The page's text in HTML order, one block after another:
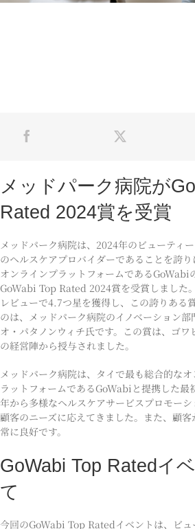
メッドパーク病院が
Rated 2024賞を受賞
メッドパーク病院は、2024年のビューティ
のヘルスケアプロバイダーであることを誇り
オンラインプラットフォームであるGoWabi
GoWabi Top Rated 2024賞を受賞しました
レビューで4.7つ星を獲得し、この誇りある
のは、メッドパーク病院のイノベーション
オ・パタノンウィチ氏です。この賞は、ゴ
の経営陣から授与されました。
メッドパーク病院は、タイで最も総合的な
ラットフォームであるGoWabiと提携した最
年から多様なヘルスケアサービスプロモー
顧客のニーズに応えてきました。また、顧
常に良好です。
GoWabi Top Ratedイ
て
今回のGoWabi Top Ratedイベントは、ビュ